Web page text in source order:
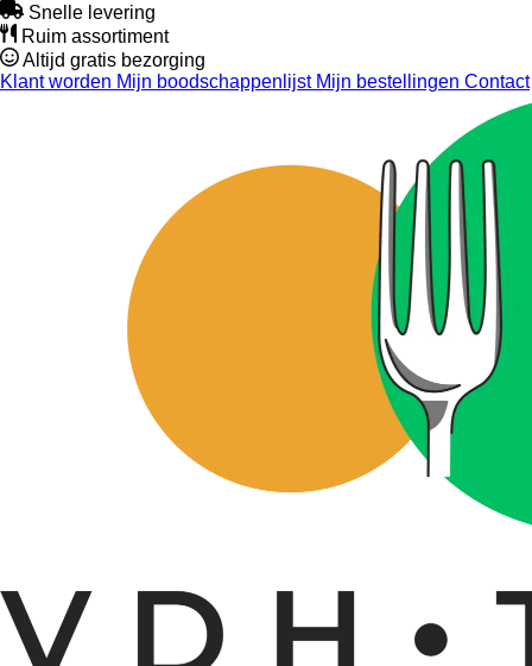
Snelle levering
Ruim assortiment
Altijd gratis bezorging
Klant worden Mijn boodschappenlijstMijn bestellingen Contact